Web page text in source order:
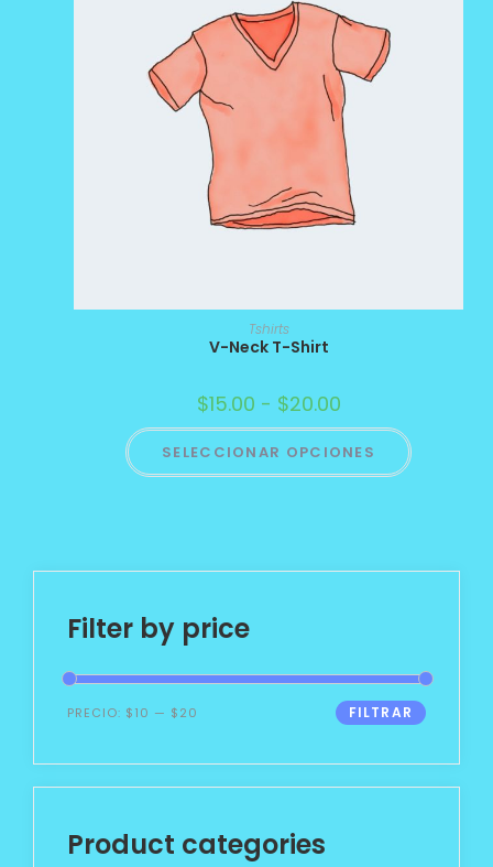
Tshirts
V-Neck T-Shirt
$15.00 - $20.00
SELECCIONAR OPCIONES
Filter by price
FILTRAR
PRECIO: $10 — $20
Product categories